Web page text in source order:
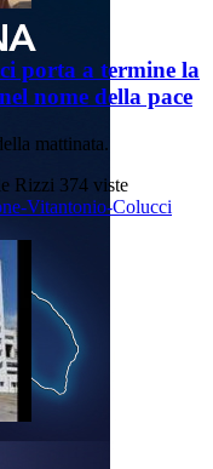
porta a termine la
nome della pace
mattinata.
Rizzi 374 viste
Vitantonio-Colucci